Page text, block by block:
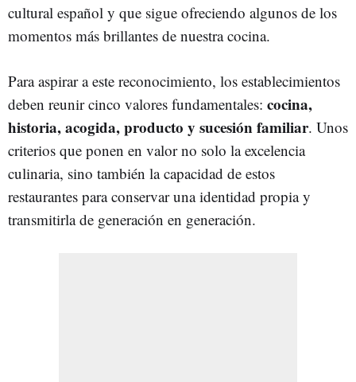
cultural español y que sigue ofreciendo algunos de los
momentos más brillantes de nuestra cocina.
Para aspirar a este reconocimiento, los establecimientos
deben reunir cinco valores fundamentales: cocina,
historia, acogida, producto y sucesión familiar. Unos
criterios que ponen en valor no solo la excelencia
culinaria, sino también la capacidad de estos
restaurantes para conservar una identidad propia y
transmitirla de generación en generación.